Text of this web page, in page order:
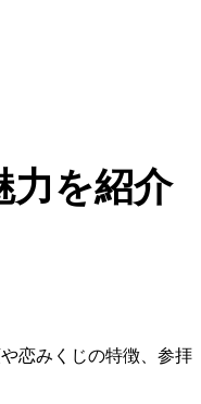
力を紹介
恋みくじの特徴、参拝